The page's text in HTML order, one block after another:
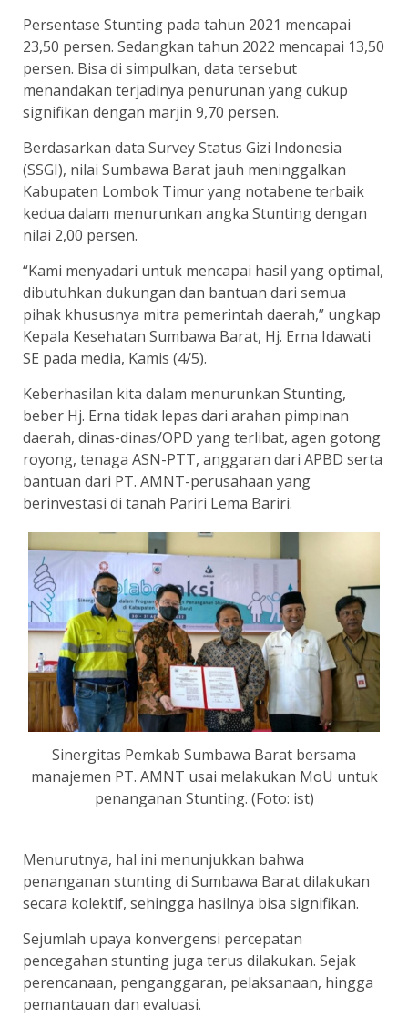
Persentase Stunting pada tahun 2021 mencapai
23,50 persen. Sedangkan tahun 2022 mencapai 13,50
persen. Bisa di simpulkan, data tersebut
menandakan terjadinya penurunan yang cukup
signifikan dengan marjin 9,70 persen.
Berdasarkan data Survey Status Gizi Indonesia
(SSGI), nilai Sumbawa Barat jauh meninggalkan
Kabupaten Lombok Timur yang notabene terbaik
kedua dalam menurunkan angka Stunting dengan
nilai 2,00 persen.
“Kami menyadari untuk mencapai hasil yang optimal,
dibutuhkan dukungan dan bantuan dari semua
pihak khususnya mitra pemerintah daerah,” ungkap
Kepala Kesehatan Sumbawa Barat, Hj. Erna Idawati
SE pada media, Kamis (4/5).
Keberhasilan kita dalam menurunkan Stunting,
beber Hj. Erna tidak lepas dari arahan pimpinan
daerah, dinas-dinas/OPD yang terlibat, agen gotong
royong, tenaga ASN-PTT, anggaran dari APBD serta
bantuan dari PT. AMNT-perusahaan yang
berinvestasi di tanah Pariri Lema Bariri.
Sinergitas Pemkab Sumbawa Barat bersama
manajemen PT. AMNT usai melakukan MoU untuk
penanganan Stunting. (Foto: ist)
Menurutnya, hal ini menunjukkan bahwa
penanganan stunting di Sumbawa Barat dilakukan
secara kolektif, sehingga hasilnya bisa signifikan.
Sejumlah upaya konvergensi percepatan
pencegahan stunting juga terus dilakukan. Sejak
perencanaan, penganggaran, pelaksanaan, hingga
pemantauan dan evaluasi.